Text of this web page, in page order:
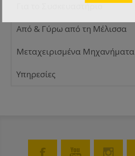
Για το Συσκευαστήριο
Από & Γύρω από τη Μέλισσα
Μεταχειρισμένα Μηχανήματα
Υπηρεσίες